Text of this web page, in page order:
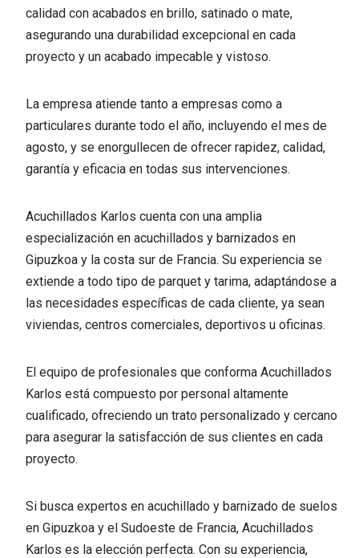
calidad con acabados en brillo, satinado o mate,
asegurando una durabilidad excepcional en cada
proyecto y un acabado impecable y vistoso.
La empresa atiende tanto a empresas como a
particulares durante todo el año, incluyendo el mes de
agosto, y se enorgullecen de ofrecer rapidez, calidad,
garantía y eficacia en todas sus intervenciones.
Acuchillados Karlos cuenta con una amplia
especialización en acuchillados y barnizados en
Gipuzkoa y la costa sur de Francia. Su experiencia se
extiende a todo tipo de parquet y tarima, adaptándose a
las necesidades específicas de cada cliente, ya sean
viviendas, centros comerciales, deportivos u oficinas.
El equipo de profesionales que conforma Acuchillados
Karlos está compuesto por personal altamente
cualificado, ofreciendo un trato personalizado y cercano
para asegurar la satisfacción de sus clientes en cada
proyecto.
Si busca expertos en acuchillado y barnizado de suelos
en Gipuzkoa y el Sudoeste de Francia, Acuchillados
Karlos es la elección perfecta. Con su experiencia,